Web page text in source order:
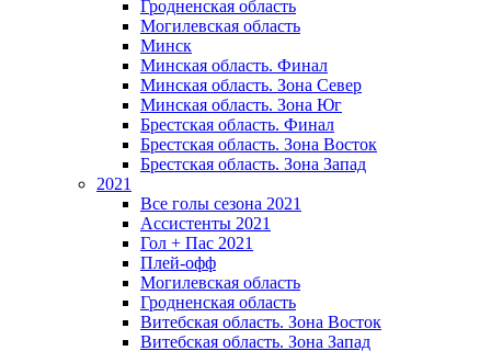
Гродненская область
Могилевская область
Минск
Mинская область. Финал
Минская область. Зона Север
Минская область. Зона Юг
Брестская область. Финал
Брестская область. Зона Восток
Брестская область. Зона Запад
2021
Все голы сезона 2021
Ассистенты 2021
Гол + Пас 2021
Плей-офф
Могилевская область
Гродненская область
Витебская область. Зона Восток
Витебская область. Зона Запад